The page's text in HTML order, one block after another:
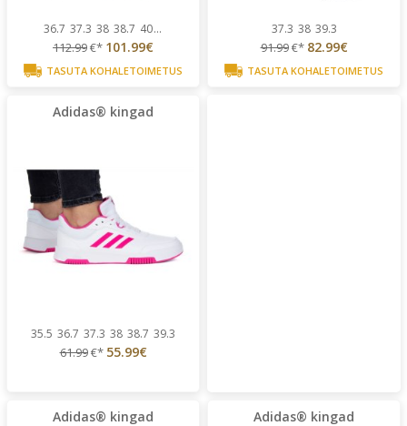
36.7 37.3 38 38.7 40...
112.99€* 101.99€
TASUTA KOHALETOIMETUS
37.3 38 39.3
91.99€* 82.99€
TASUTA KOHALETOIMETUS
Adidas® kingad
35.5 36.7 37.3 38 38.7 39.3
61.99€* 55.99€
Adidas® kingad Adidas® kingad